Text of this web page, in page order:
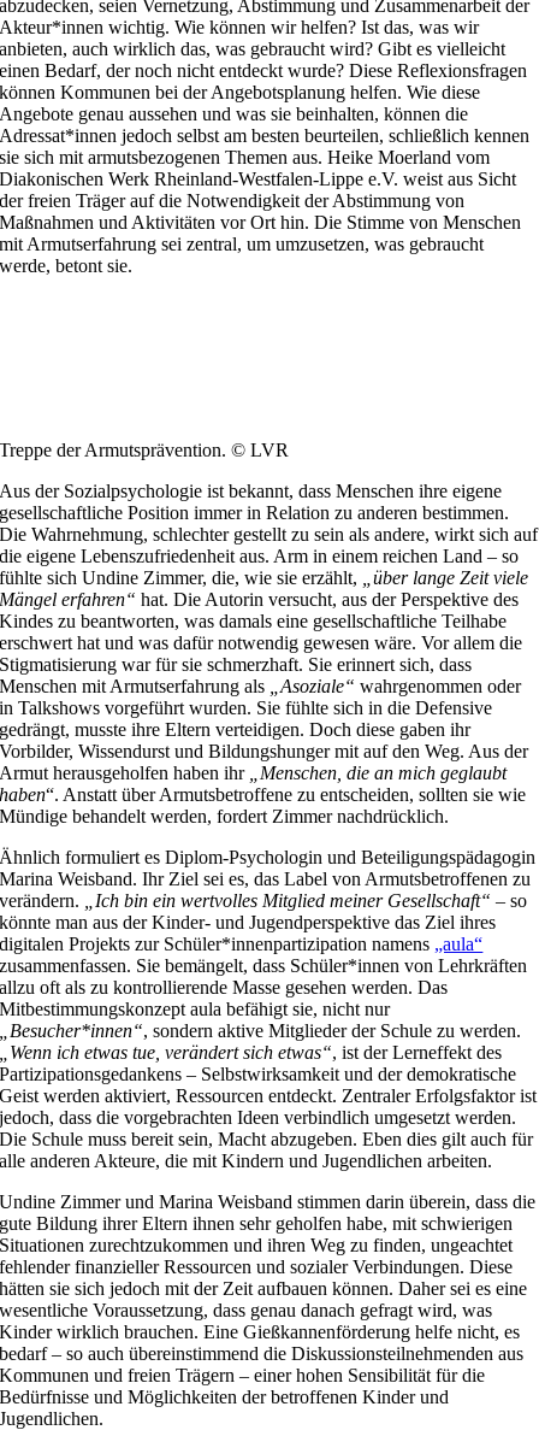
abzudecken, seien Vernetzung, Abstimmung und Zusammenarbeit der
Akteur*innen wichtig. Wie können wir helfen? Ist das, was wir
anbieten, auch wirklich das, was gebraucht wird? Gibt es vielleicht
einen Bedarf, der noch nicht entdeckt wurde? Diese Reflexionsfragen
können Kommunen bei der Angebotsplanung helfen. Wie diese
Angebote genau aussehen und was sie beinhalten, können die
Adressat*innen jedoch selbst am besten beurteilen, schließlich kennen
sie sich mit armutsbezogenen Themen aus. Heike Moerland vom
Diakonischen Werk Rheinland-Westfalen-Lippe e.V. weist aus Sicht
der freien Träger auf die Notwendigkeit der Abstimmung von
Maßnahmen und Aktivitäten vor Ort hin. Die Stimme von Menschen
mit Armutserfahrung sei zentral, um umzusetzen, was gebraucht
werde, betont sie.
Treppe der Armutsprävention. © LVR
Aus der Sozialpsychologie ist bekannt, dass Menschen ihre eigene
gesellschaftliche Position immer in Relation zu anderen bestimmen.
Die Wahrnehmung, schlechter gestellt zu sein als andere, wirkt sich auf
die eigene Lebenszufriedenheit aus. Arm in einem reichen Land – so
fühlte sich Undine Zimmer, die, wie sie erzählt,
„über lange Zeit viele
Mängel erfahren“ hat. Die Autorin versucht, aus der Perspektive des
Kindes zu beantworten, was damals eine gesellschaftliche Teilhabe
erschwert hat und was dafür notwendig gewesen wäre. Vor allem die
Stigmatisierung war für sie schmerzhaft. Sie erinnert sich, dass
Menschen mit Armutserfahrung als
„Asoziale“ wahrgenommen oder
in Talkshows vorgeführt wurden. Sie fühlte sich in die Defensive
gedrängt, musste ihre Eltern verteidigen. Doch diese gaben ihr
Vorbilder, Wissendurst und Bildungshunger mit auf den Weg. Aus der
Armut herausgeholfen haben ihr
„Menschen, die an mich geglaubt
haben“. Anstatt über Armutsbetroffene zu entscheiden, sollten sie wie
Mündige behandelt werden, fordert Zimmer nachdrücklich.
Ähnlich formuliert es Diplom-Psychologin und Beteiligungspädagogin
Marina Weisband. Ihr Ziel sei es, das Label von Armutsbetroffenen zu
verändern.
„Ich bin ein wertvolles Mitglied meiner Gesellschaft“ – so
könnte man aus der Kinder- und Jugendperspektive das Ziel ihres
digitalen Projekts zur Schüler*innenpartizipation namens „aula“
zusammenfassen. Sie bemängelt, dass Schüler*innen von Lehrkräften
allzu oft als zu kontrollierende Masse gesehen werden. Das
Mitbestimmungskonzept aula befähigt sie, nicht nur
„Besucher*innen“, sondern aktive Mitglieder der Schule zu werden.
„Wenn ich etwas tue, verändert sich etwas“, ist der Lerneffekt des
Partizipationsgedankens – Selbstwirksamkeit und der demokratische
Geist werden aktiviert, Ressourcen entdeckt. Zentraler Erfolgsfaktor ist
jedoch, dass die vorgebrachten Ideen verbindlich umgesetzt werden.
Die Schule muss bereit sein, Macht abzugeben. Eben dies gilt auch für
alle anderen Akteure, die mit Kindern und Jugendlichen arbeiten.
Undine Zimmer und Marina Weisband stimmen darin überein, dass die
gute Bildung ihrer Eltern ihnen sehr geholfen habe, mit schwierigen
Situationen zurechtzukommen und ihren Weg zu finden, ungeachtet
fehlender finanzieller Ressourcen und sozialer Verbindungen. Diese
hätten sie sich jedoch mit der Zeit aufbauen können. Daher sei es eine
wesentliche Voraussetzung, dass genau danach gefragt wird, was
Kinder wirklich brauchen. Eine Gießkannenförderung helfe nicht, es
bedarf – so auch übereinstimmend die Diskussionsteilnehmenden aus
Kommunen und freien Trägern – einer hohen Sensibilität für die
Bedürfnisse und Möglichkeiten der betroffenen Kinder und
Jugendlichen.